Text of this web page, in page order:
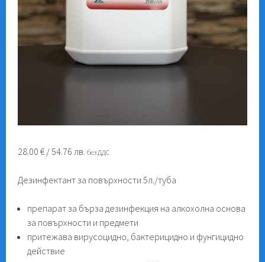
28.00€ / 54.76 лв.без ДДС
Дезинфектант за повърхности 5л./туба
препарат за бърза дезинфекция на алкохолна основа
за повърхности и предмети
притежава вирусоцидно, бактерицидно и фунгицидно
действие